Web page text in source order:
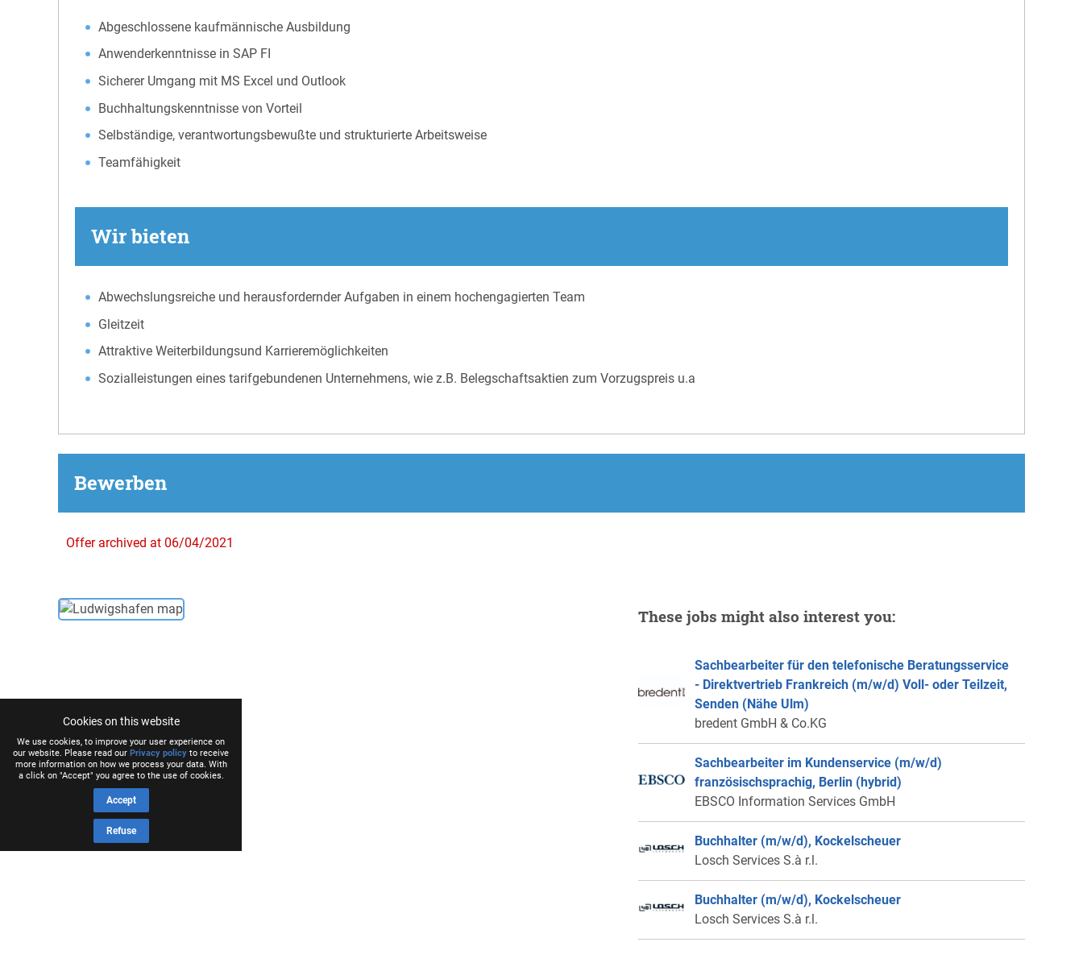
Abgeschlossene kaufmännische Ausbildung
Anwenderkenntnisse in SAP FI
Sicherer Umgang mit MS Excel und Outlook
Buchhaltungskenntnisse von Vorteil
Selbständige, verantwortungsbewußte und strukturierte Arbeitsweise
Teamfähigkeit
Wir bieten
Abwechslungsreiche und herausfordernder Aufgaben in einem hochengagierten Team
Gleitzeit
Attraktive Weiterbildungsund Karrieremöglichkeiten
Sozialleistungen eines tarifgebundenen Unternehmens, wie z.B. Belegschaftsaktien zum Vorzugspreis u.a
Bewerben
Offer archived at 06/04/2021
These jobs might also interest you:
Sachbearbeiter für den telefonische Beratungsservice
- Direktvertrieb Frankreich (m/w/d) Voll- oder Teilzeit,
Senden (Nähe Ulm)
bredent GmbH & Co.KG
Sachbearbeiter im Kundenservice (m/w/d)
französischsprachig, Berlin (hybrid)
EBSCO Information Services GmbH
Buchhalter (m/w/d), Kockelscheuer
Losch Services S.à r.l.
Buchhalter (m/w/d), Kockelscheuer
Losch Services S.à r.l.
Cookies on this website
We use cookies, to improve your user experience on
our website. Please read our Privacy policy to receive
more information on how we process your data. With
a click on "Accept" you agree to the use of cookies.
Accept
Refuse